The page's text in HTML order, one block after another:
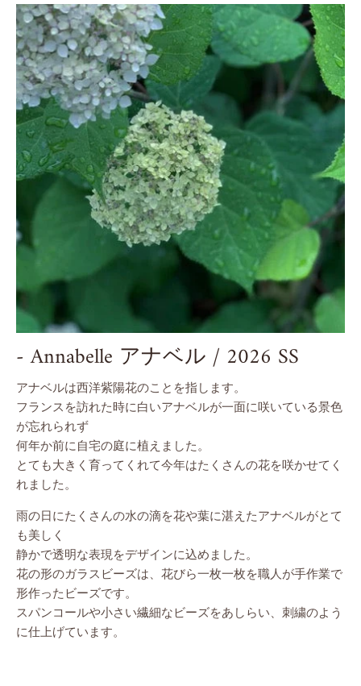
- Annabelle アナベル / 2026 SS
アナベルは西洋紫陽花のことを指します。
フランスを訪れた時に白いアナベルが一面に咲いている景色
が忘れられず
何年か前に自宅の庭に植えました。
とても大きく育ってくれて今年はたくさんの花を咲かせてく
れました。
雨の日にたくさんの水の滴を花や葉に湛えたアナベルがとて
も美しく
静かで透明な表現をデザインに込めました。
花の形のガラスビーズは、花びら一枚一枚を職人が手作業で
形作ったビーズです。
スパンコールや小さい繊細なビーズをあしらい、刺繍のよう
に仕上げています。